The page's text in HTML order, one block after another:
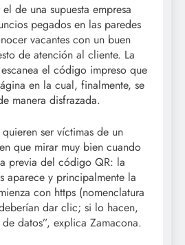
de una supuesta empresa
pegados en las paredes
vacantes con un buen
de atención al cliente. La
el código impreso que
en la cual, finalmente, se
manera disfrazada.
ser víctimas de un
que mirar muy bien cuando
previa del código QR: la
aparece y principalmente la
con https (nomenclatura
dar clic; si lo hacen,
datos”, explica Zamacona.